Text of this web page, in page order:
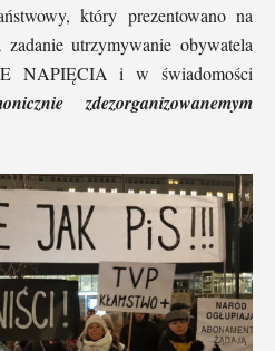
który prezentowano na
zadanie utrzymywanie obywatela
NAPIĘCIA i w świadomości
zdezorganizowanemym